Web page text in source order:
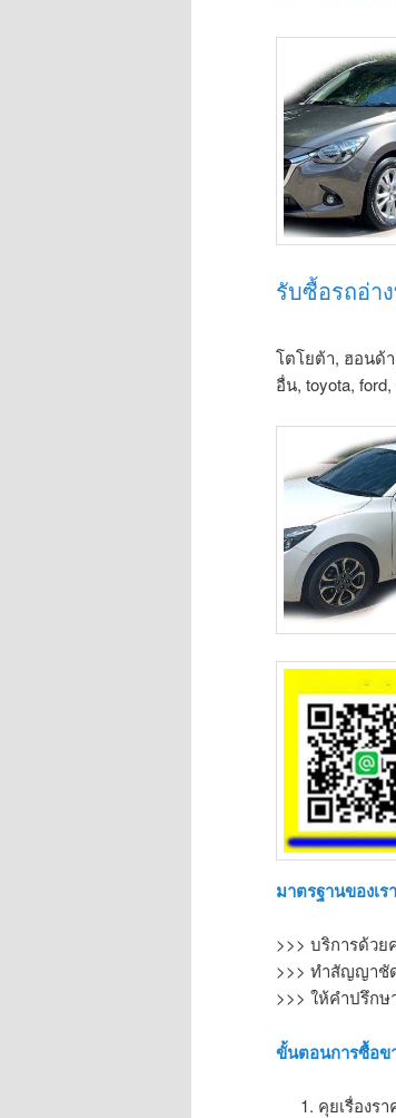
รับซื้อรถอ่า
โตโยต้า, ฮอนด้
อื่น, toyota,
มาตรฐานของเ
>>> บริการด้ว
>>> ทำสัญญาชั
>>> ให้คำปรึกษ
ขั้นตอนการซื้อข
คุยเรื่องร